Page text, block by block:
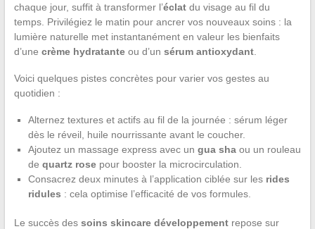
chaque jour, suffit à transformer l’éclatdu visage au fil du
temps. Privilégiez le matin pour ancrer vos nouveaux soins : la
lumière naturelle met instantanément en valeur les bienfaits
d’une crème hydratanteou d’un sérum antioxydant.
Voici quelques pistes concrètes pour varier vos gestes au
quotidien :
Alternez textures et actifs au fil de la journée : sérum léger
dès le réveil, huile nourrissante avant le coucher.
Ajoutez un massage express avec un gua shaou un rouleau
de quartz rosepour booster la microcirculation.
Consacrez deux minutes à l’application ciblée sur les rides
ridules : cela optimise l’efficacité de vos formules.
Le succès des soins skincare développementrepose sur